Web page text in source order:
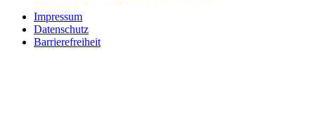
Impressum
Datenschutz
Barrierefreiheit